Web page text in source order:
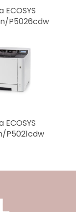
ECOSYS
P5026cdw
ECOSYS
P5021cdw